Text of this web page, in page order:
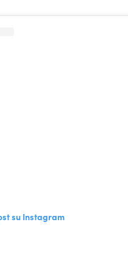
su Instagram